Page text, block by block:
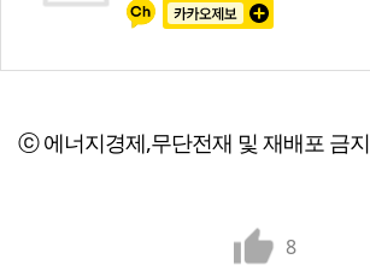
ⓒ 에너지경제,무단전재 및 재배포 금지
8